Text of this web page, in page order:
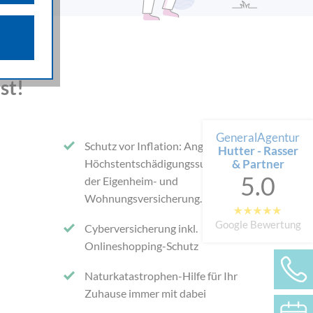
GeneralAgentur
Hutter - Rasser
& Partner
5.0
Google Bewertung
–
Schutz vor Inflation: Angepasste
Höchstentschädigungssummen in
der Eigenheim- und
Wohnungsversicherung.
Cyberversicherung inkl.
Onlineshopping-Schutz
Naturkatastrophen-Hilfe für Ihr
Zuhause immer mit dabei
von